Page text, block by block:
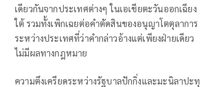
เดียวกันจากประเทศต่างๆ ในเอเชียตะวันออกเฉียง
ใต้ รวมทั้งเพิกเฉยต่อคำตัดสินของอนุญาโตตุลาการ
ระหว่างประเทศที่ว่าคำกล่าวอ้างแต่เพียงฝ่ายเดียว
ไม่มีผลทางกฎหมาย
ความตึงเครียดระหว่างรัฐบาลปักกิ่งและมะนิลาปะทุ